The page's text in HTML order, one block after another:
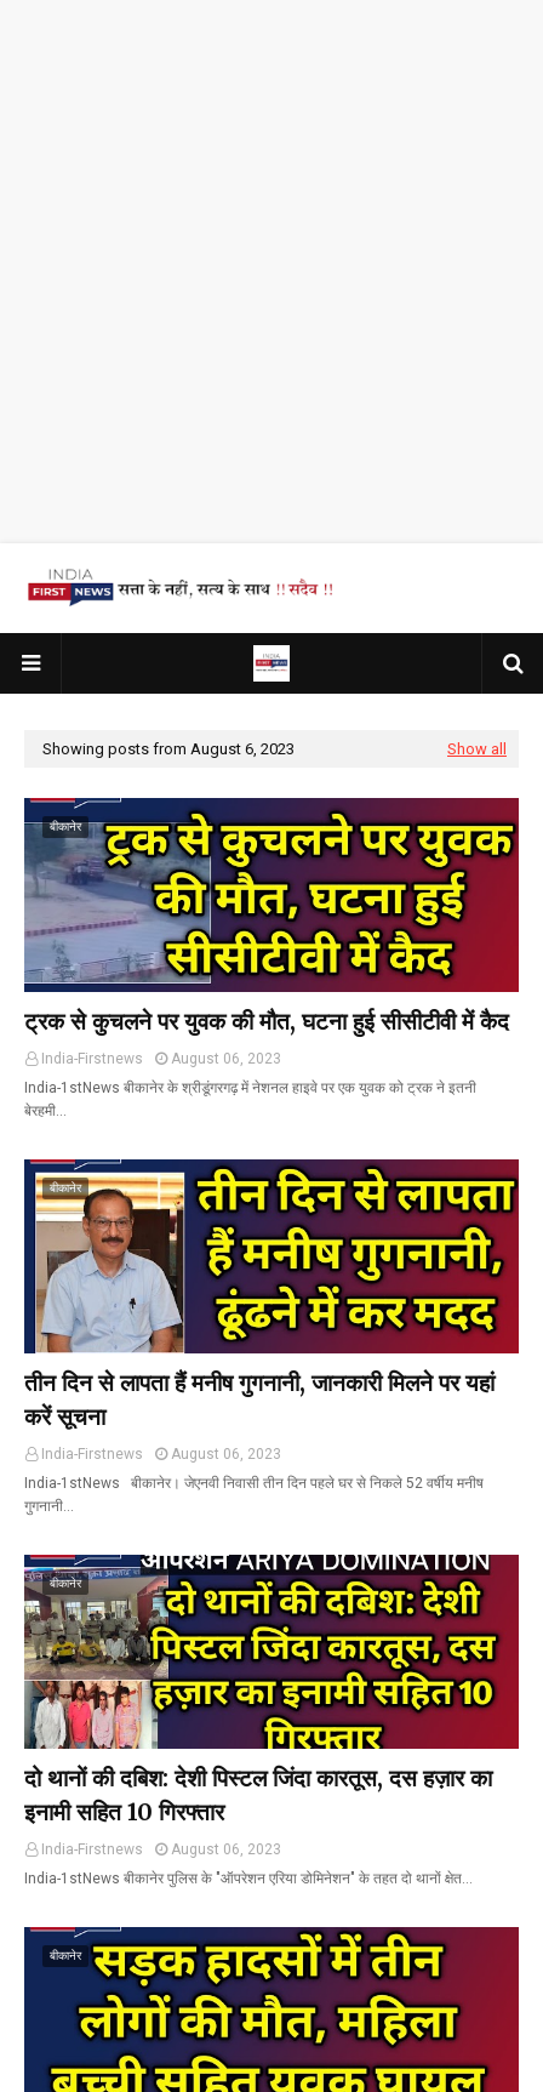
Showing posts from August 6, 2023 Show all
बीकानेर
ट्रक से कुचलने पर युवक की मौत, घटना हुई सीसीटीवी में कैद
India-Firstnews
August 06, 2023
India-1stNews बीकानेर के श्रीडूंगरगढ़ में नेशनल हाइवे पर एक युवक को ट्रक ने इतनी
बेरहमी…
बीकानेर
तीन दिन से लापता हैं मनीष गुगनानी, जानकारी मिलने पर यहां
करें सूचना
India-Firstnews
August 06, 2023
India-1stNews बीकानेर। जेएनवी निवासी तीन दिन पहले घर से निकले 52 वर्षीय मनीष
गुगनानी…
बीकानेर
दो थानों की दबिश: देशी पिस्टल जिंदा कारतूस, दस हज़ार का
इनामी सहित 10 गिरफ्तार
India-Firstnews
August 06, 2023
India-1stNews बीकानेर पुलिस के "ऑपरेशन एरिया डोमिनेशन" के तहत दो थानों क्षेत…
बीकानेर